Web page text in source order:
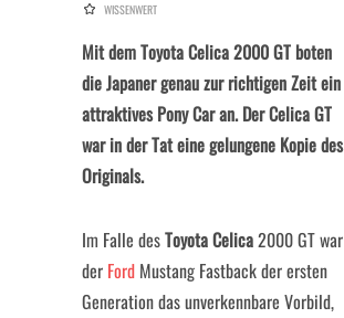
WISSENWERT
Mit dem Toyota Celica 2000 GT boten
die Japaner genau zur richtigen Zeit ein
attraktives Pony Car an. Der Celica GT
war in der Tat eine gelungene Kopie des
Originals.
Im Falle desToyota Celica2000 GT war
der Ford Mustang Fastback der ersten
Generation das unverkennbare Vorbild,